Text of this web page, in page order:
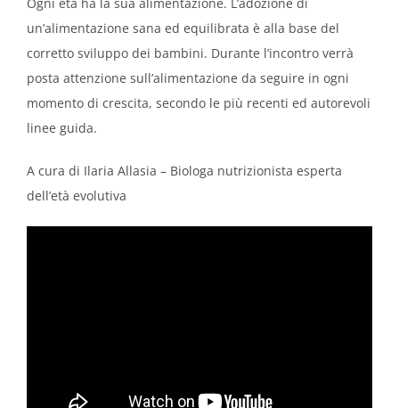
un’alimentazione sana ed equilibrata è alla base del
corretto sviluppo dei bambini. Durante l’incontro verrà
posta attenzione sull’alimentazione da seguire in ogni
momento di crescita, secondo le più recenti ed autorevoli
linee guida.
A cura di Ilaria Allasia – Biologa nutrizionista esperta
dell’età evolutiva